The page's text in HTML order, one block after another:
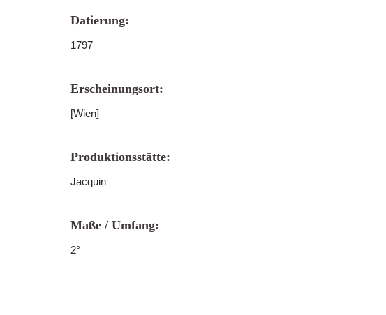
Datierung:
1797
Erscheinungsort:
[Wien]
Produktionsstätte:
Jacquin
Maße / Umfang:
2°